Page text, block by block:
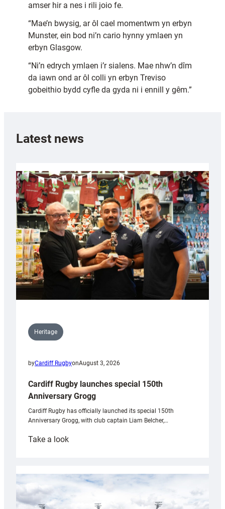
amser hir a nes i rili joio fe.
“Mae’n bwysig, ar ôl cael momentwm yn erbyn
Munster, ein bod ni’n cario hynny ymlaen yn
erbyn Glasgow.
“Ni’n edrych ymlaen i’r sialens. Mae nhw’n dîm
da iawn ond ar ôl colli yn erbyn Treviso
gobeithio bydd cyfle da gyda ni i ennill y gêm.”
Latest news
Heritage
byCardiff RugbyonAugust 3, 2026
Cardiff Rugby launches special 150th
Anniversary Grogg
Cardiff Rugby has officially launched its special 150th
Anniversary Grogg, with club captain Liam Belcher,…
Take a look:
launches
special